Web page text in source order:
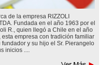
de la empresa RIZZOLI
Fundada en el año 1963 por el
R., quien llegó a Chile en el año
esta empresa con tradición familiar
y su hijo el Sr. Pierangelo
inicios ....